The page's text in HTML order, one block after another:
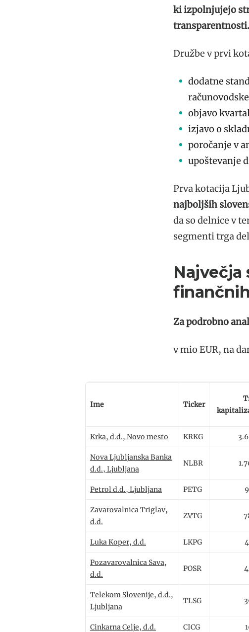
ki izpolnjujejo
transparentnosti.
Družbe v prvi
dodatne
objavo
izjavo o
poročanje v
upoštevanje
Prva kotacija
najboljših
da so delnice v
segmenti trga
Največja
Za podrobno
v mio EUR, na
Ime Ticker
Krka, d.d., Novo mesto KRKG
Nova Ljubljanska Banka
d.d., Ljubljana
NLBR
Petrol d.d., Ljubljana PETG
Zavarovalnica Triglav,
d.d.
ZVTG
Luka Koper, d.d. LKPG
Pozavarovalnica Sava,
d.d.
POSR
Telekom Slovenije, d.d.,
Ljubljana
TLSG
Cinkarna Celje, d.d. CICG